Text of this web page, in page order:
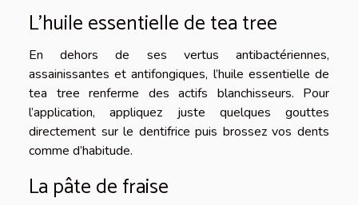
L’huile essentielle de tea tree
En dehors de ses vertus antibactériennes,
assainissantes et antifongiques, l’huile essentielle de
tea tree renferme des actifs blanchisseurs. Pour
l’application, appliquez juste quelques gouttes
directement sur le dentifrice puis brossez vos dents
comme d’habitude.
La pâte de fraise